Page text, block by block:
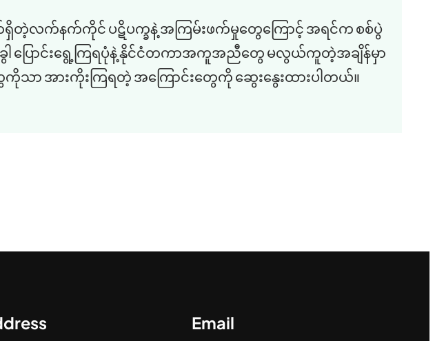
က်ရှိတဲ့လက်နက်ကိုင် ပဋိပက္ခနဲ့ အကြမ်းဖက်မှုတွေကြောင့် အရင်က စစ်ပွဲ
ပြောင်းရွေ့ကြရပုံနဲ့ နိုင်ငံတကာအကူအညီတွေ မလွယ်ကူတဲ့အချိန်မှာ
အားကိုးကြရတဲ့ အကြောင်းတွေကို ဆွေးနွေးထားပါတယ်။​
Email